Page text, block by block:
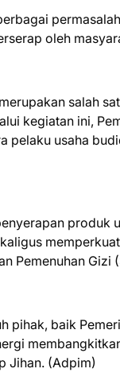
oleh
salah
kegiatan ini,
pelaku usaha
Pemenuhan Gizi
pihak, baik
Jihan. (Adpim)